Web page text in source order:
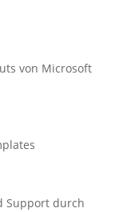
von Microsoft
Support durch